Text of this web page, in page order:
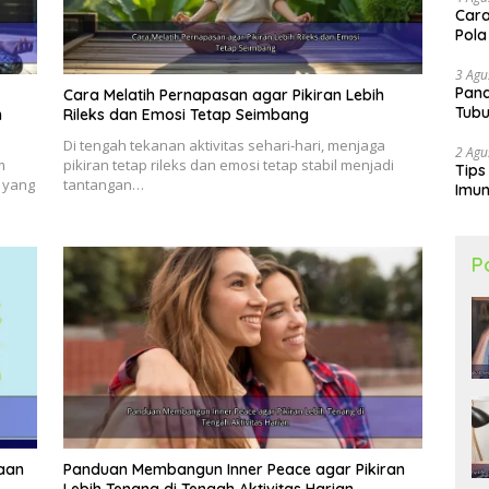
empati dan rasa persatuan
merasakan penderitaan orang lain, kita dapat
pada masyarakat. Hal ini dapat
rasa kebersamaan, sehingga lebih
sama.
dan tujuan menjadi sangat penting.
arah hidup yang sesuai dengan nilai-nilai dan
Inilah Cara Menjaga Kesehatan Rohani agar
Hiruk Pikuk Masyarakat
Komunitas dan Lingkungan Sosial
Jiwa Kita
Cara Melatih Pernapasan agar Pikiran Lebih
Rileks dan Emosi Tetap Seimbang
Di tengah tekanan aktivitas sehari-hari, menjaga
pikiran tetap rileks dan emosi tetap stabil menjadi
tantangan…
Panduan Membangun Inner Peace agar Pikiran
3
2